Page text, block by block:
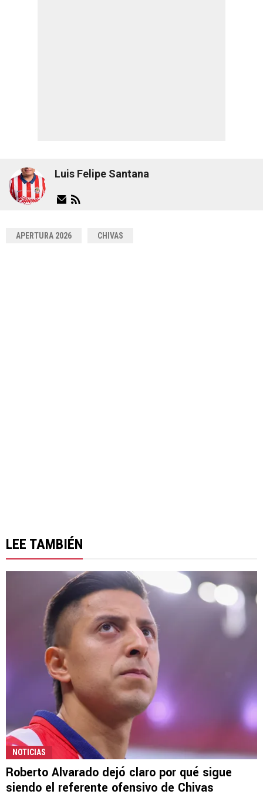
Luis Felipe Santana
APERTURA 2026 CHIVAS
LEE TAMBIÉN
NOTICIAS
Roberto Alvarado dejó claro por qué sigue
siendo el referente ofensivo de Chivas